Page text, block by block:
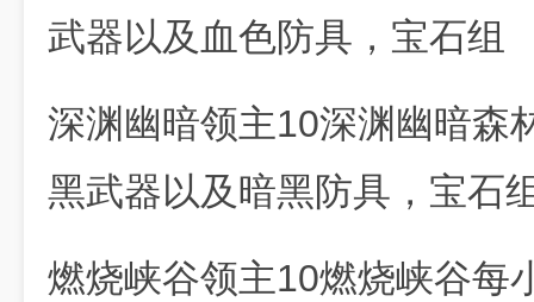
武器以及血色防具，宝石组
深渊幽暗领主10深渊幽暗森
黑武器以及暗黑防具，宝石
燃烧峡谷领主10燃烧峡谷每